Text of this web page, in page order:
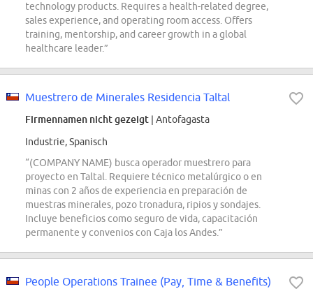
technology products. Requires a health-related degree,
sales experience, and operating room access. Offers
training, mentorship, and career growth in a global
healthcare leader.”
Muestrero de Minerales Residencia Taltal
Firmennamen nicht gezeigt | Antofagasta
Industrie, Spanisch
“(COMPANY NAME) busca operador muestrero para
proyecto en Taltal. Requiere técnico metalúrgico o en
minas con 2 años de experiencia en preparación de
muestras minerales, pozo tronadura, ripios y sondajes.
Incluye beneficios como seguro de vida, capacitación
permanente y convenios con Caja los Andes.”
People Operations Trainee (Pay, Time & Benefits)